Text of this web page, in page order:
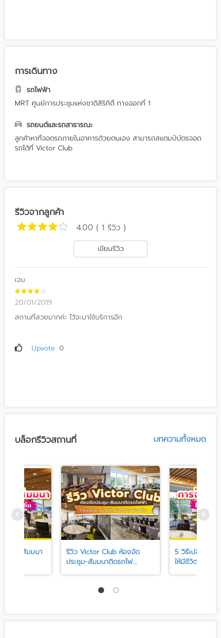
การเดินทาง
รถไฟฟ้า
MRT ศูนย์การประชุมแห่งชาติสิริกิติ์ ทางออกที่ 1
รถยนต์และรถสาธารณะ
ลูกค้าหาที่จอดรถภายในอาคารด้วยตนเอง สามารถสแตมป์บัตรจอด
รถได้ที่ Victor Club
รีวิวจากลูกค้า
4.00 ( 1 รีวิว )
เขียนรีวิว
เจน
20/01/2019
สถานที่สวยมากค่ะ ไว้จะมาใช้บริการอีก
Upvote 0
บล็อกรีวิวสถานที่ บทความทั้งหมด
อบรม สัมมนา
รีวิว Victor Club ห้องจัด
ประชุม-สัมมนาติดรถไฟ...
5 วิธีเปลี่ยนงา
ให้มีชีวิตชีวา